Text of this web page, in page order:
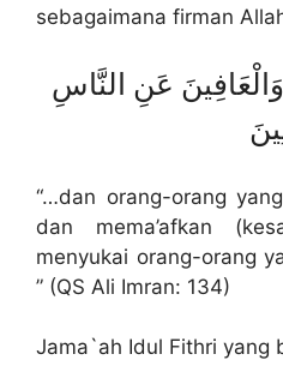
sebagaimana firman
عَنِ النَّاسِ
“…dan orang-orang
dan mema’afkan
menyukai orang-orang
” (QS Ali Imran: 134)
Jama`ah Idul Fithri yang